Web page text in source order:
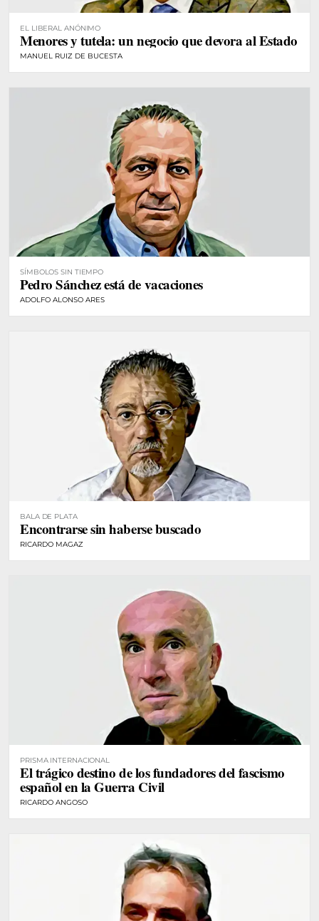
EL LIBERAL ANÓNIMO
Menores y tutela: un negocio que devora al Estado
MANUEL RUIZ DE BUCESTA
SÍMBOLOS SIN TIEMPO
Pedro Sánchez está de vacaciones
ADOLFO ALONSO ARES
BALA DE PLATA
Encontrarse sin haberse buscado
RICARDO MAGAZ
PRISMA INTERNACIONAL
El trágico destino de los fundadores del fascismo
español en la Guerra Civil
RICARDO ANGOSO